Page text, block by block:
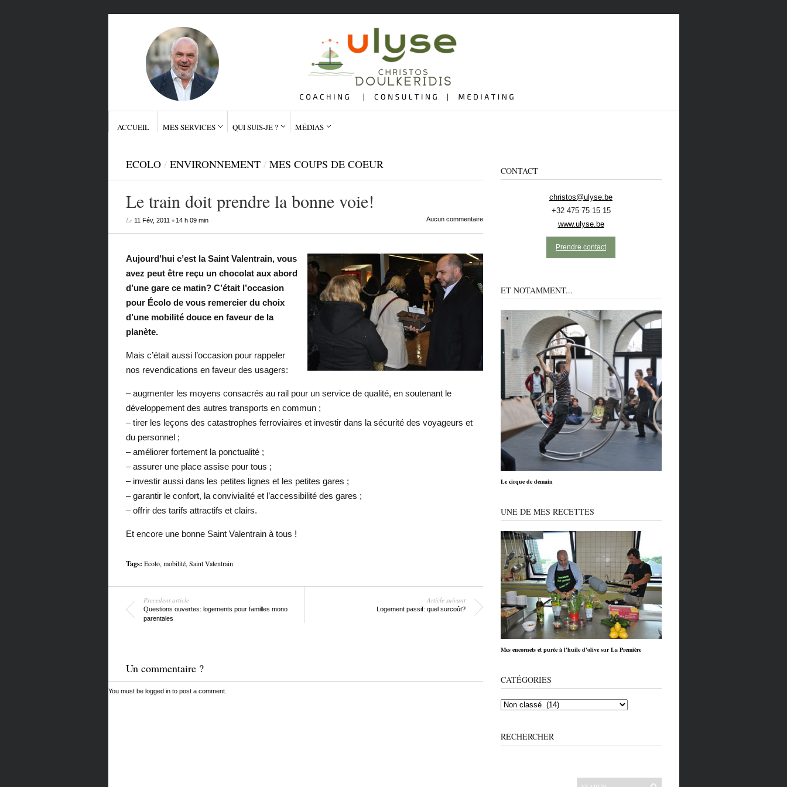
QUI SUIS-JE ? ECOLO
ACCUEIL MES SERVICES QUI SUIS-JE ? MÉDIAS
ECOLO / ENVIRONNEMENT / MES COUPS DE COEUR
Le train doit prendre la bonne voie!
Le 11 Fév, 2011• 14 h 09 min Aucun commentaire
Aujourd’hui c’est la Saint Valentrain, vous
avez peut être reçu un chocolat aux abord
d’une gare ce matin? C’était l’occasion
pour Écolo de vous remercier du choix
d’une mobilité douce en faveur de la
planète.
Mais c’était aussi l’occasion pour rappeler
nos revendications en faveur des usagers:
– augmenter les moyens consacrés au rail pour un service de qualité, en soutenant le
développement des autres transports en commun ;
– tirer les leçons des catastrophes ferroviaires et investir dans la sécurité des voyageurs et
du personnel ;
– améliorer fortement la ponctualité ;
– assurer une place assise pour tous ;
– investir aussi dans les petites lignes et les petites gares ;
– garantir le confort, la convivialité et l’accessibilité des gares ;
– offrir des tarifs attractifs et clairs.
Et encore une bonne Saint Valentrain à tous !
Tags: Ecolo, mobilité, Saint Valentrain
Precedent article
Questions ouvertes: logements pour familles mono
parentales
Article suivant
Logement passif: quel surcoût?
Un commentaire ?
You must be logged into post a comment.
CONTACT
christos@ulyse.be
+32 475 75 15 15
www.ulyse.be
Prendre contact
ET NOTAMMENT...
Le cirque de demain
UNE DE MES RECETTES
Mes encornets et purée à l'huile d'olive sur La Première
CATÉGORIES
RECHERCHER